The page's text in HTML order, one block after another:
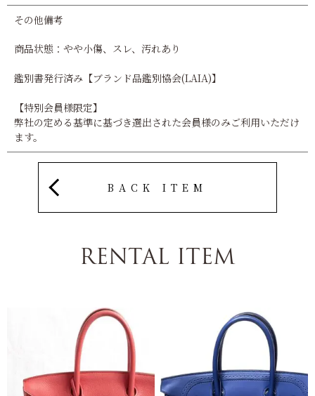
その他備考
商品状態：やや小傷、スレ、汚れあり
鑑別書発行済み【ブランド品鑑別協会(LAIA)】
【特別会員様限定】
弊社の定める基準に基づき選出された会員様のみご利用いただけ
ます。
BACK ITEM
RENTAL ITEM